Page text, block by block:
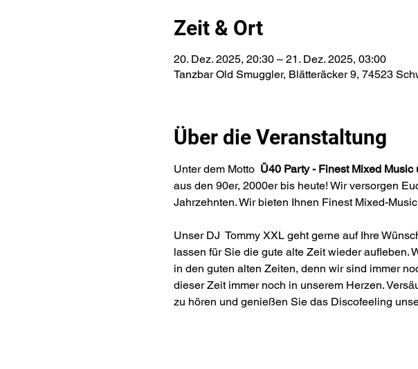
Zeit & Ort
20. Dez. 2025, 20:30 – 21. Dez. 2025, 03:00
Tanzbar Old Smuggler, Blätteräcker 9, 74523
Über die Veranstaltung
​​Unter dem Motto Ü40 Party - Finest Mixed Music
aus den 90er, 2000er bis heute! Wir versorgen
Jahrzehnten. Wir bieten Ihnen Finest Mixed-
Unser DJ  Tommy XXL geht gerne auf Ihre
lassen für Sie die gute alte Zeit wieder aufleben.
in den guten alten Zeiten, denn wir sind immer
dieser Zeit immer noch in unserem Herzen.
zu hören und genießen Sie das Discofeeling